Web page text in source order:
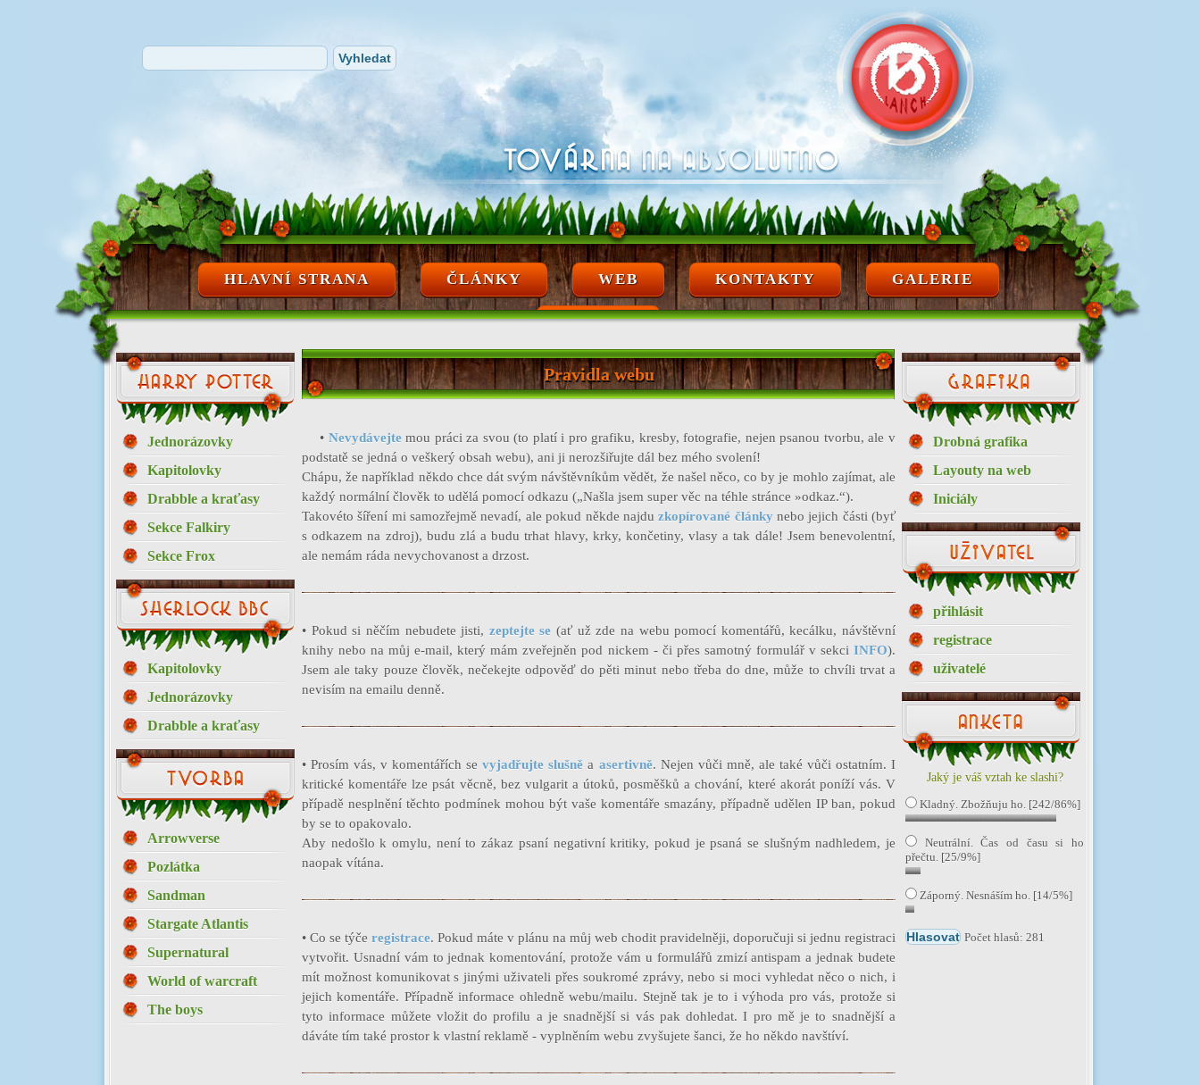
HLAVNÍ STRANA ČLÁNKY WEB KONTAKTY GALERIE
ARCHÍV
Jednorázovky
Kapitolovky
Drabble a kraťasy
Sekce Falkiry
Sekce Frox
Kapitolovky
Jednorázovky
Drabble a kraťasy
Arrowverse
Pozlátka
Sandman
Stargate Atlantis
Supernatural
World of warcraft
The boys
Pravidla webu
• Nevydávejtemou práci za svou (to platí i pro grafiku, kresby, fotografie, nejen psanou tvorbu, ale v
podstatě se jedná o veškerý obsah webu), ani ji nerozšiřujte dál bez mého svolení!
Chápu, že například někdo chce dát svým návštěvníkům vědět, že našel něco, co by je mohlo zajímat, ale
každý normální člověk to udělá pomocí odkazu („Našla jsem super věc na téhle stránce »odkaz.“).
Takovéto šíření mi samozřejmě nevadí, ale pokud někde najduzkopírované článkynebo jejich části (byť
s odkazem na zdroj), budu zlá a budu trhat hlavy, krky, končetiny, vlasy a tak dále! Jsem benevolentní,
ale nemám ráda nevychovanost a drzost.
• Pokud si něčím nebudete jisti, zeptejte se (ať už zde na webu pomocí komentářů, kecálku, návštěvní
knihy nebo na můj e-mail, který mám zveřejněn pod nickem - či přes samotný formulář v sekci INFO).
Jsem ale taky pouze člověk, nečekejte odpověď do pěti minut nebo třeba do dne, může to chvíli trvat a
nevisím na emailu denně.
• Prosím vás, v komentářích se vyjadřujte slušně a asertivně. Nejen vůči mně, ale také vůči ostatním. I
kritické komentáře lze psát věcně, bez vulgarit a útoků, posměšků a chování, které akorát poníží vás. V
případě nesplnění těchto podmínek mohou být vaše komentáře smazány, případně udělen IP ban, pokud
by se to opakovalo.
Aby nedošlo k omylu, není to zákaz psaní negativní kritiky, pokud je psaná se slušným nadhledem, je
naopak vítána.
• Co se týče registrace. Pokud máte v plánu na můj web chodit pravidelněji, doporučuji si jednu registraci
vytvořit. Usnadní vám to jednak komentování, protože vám u formulářů zmizí antispam a jednak budete
mít možnost komunikovat s jinými uživateli přes soukromé zprávy, nebo si moci vyhledat něco o nich, i
jejich komentáře. Případně informace ohledně webu/mailu. Stejně tak je to i výhoda pro vás, protože si
tyto informace můžete vložit do profilu a je snadnější si vás pak dohledat. I pro mě je to snadnější a
dáváte tím také prostor k vlastní reklamě - vyplněním webu zvyšujete šanci, že ho někdo navštíví.
Drobná grafika
Layouty na web
Iniciály
přihlásit
registrace
uživatelé
Jaký je váš vztah ke slashi?
Kladný. Zbožňuju ho. [242/86%]
Neutrální. Čas od času si ho
přečtu. [25/9%]
Záporný. Nesnáším ho. [14/5%]
Počet hlasů: 281